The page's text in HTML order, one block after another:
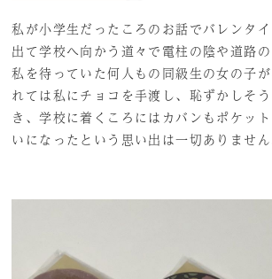
私が小学生だったころのお話でバレンタ
出て学校へ向かう道々で電柱の陰や道路
私を待っていた何人もの同級生の女の子
れては私にチョコを手渡し、恥ずかしそ
き、学校に着くころにはカバンもポケッ
いになったという思い出は一切ありません